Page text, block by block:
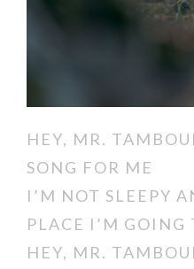
HEY, MR.
SONG FOR ME
I’M NOT SLEEPY
PLACE I’M GOING
HEY, MR.